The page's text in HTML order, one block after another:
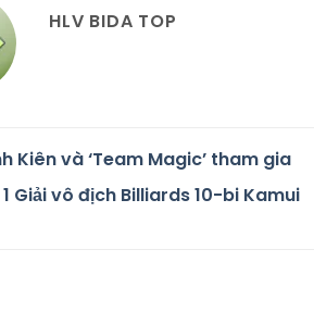
HLV BIDA TOP
Kiên và ‘Team Magic’ tham gia
Giải vô địch Billiards 10-bi Kamui